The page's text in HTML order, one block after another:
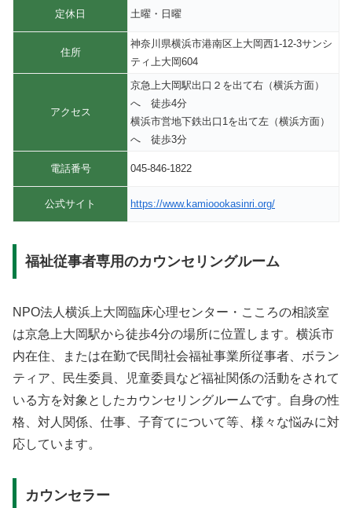
定休日 土曜・日曜
住所
神奈川県横浜市港南区上大岡西1-12-3サンシ
ティ上大岡604
アクセス
京急上大岡駅出口２を出て右（横浜方面）
へ 徒歩4分
横浜市営地下鉄出口1を出て左（横浜方面）
へ 徒歩3分
電話番号 045-846-1822
公式サイト https://www.kamioookasinri.org/
福祉従事者専用のカウンセリングルーム
NPO法人横浜上大岡臨床心理センター・こころの相談室
は京急上大岡駅から徒歩4分の場所に位置します。横浜市
内在住、または在勤で民間社会福祉事業所従事者、ボラン
ティア、民生委員、児童委員など福祉関係の活動をされて
いる方を対象としたカウンセリングルームです。自身の性
格、対人関係、仕事、子育てについて等、様々な悩みに対
応しています。
カウンセラー